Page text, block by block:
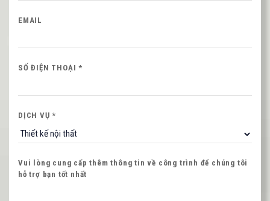
EMAIL
SỐ ĐIỆN THOẠI *
DỊCH VỤ *
Vui lòng cung cấp thêm thông tin về công trình để chúng tôi
hỗ trợ bạn tốt nhất
SỐ ĐIỆN THOẠI *
NHẬP MÃ HIỂN THỊ